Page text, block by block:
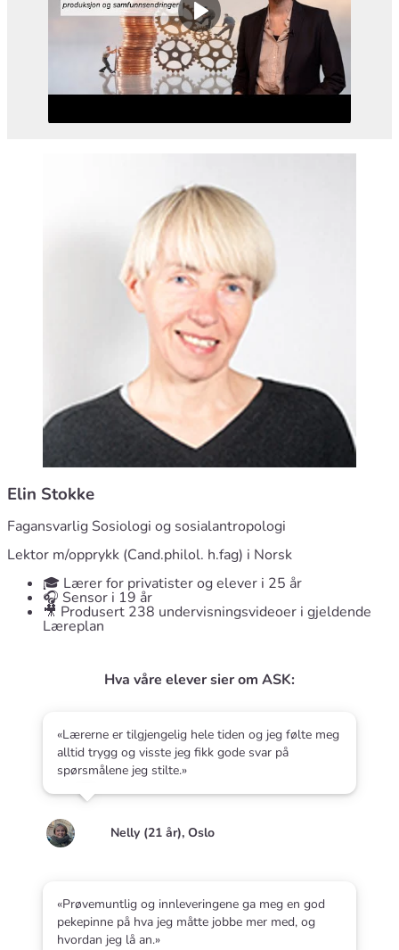
Elin Stokke
Fagansvarlig Sosiologi og sosialantropologi
Lektor m/opprykk (Cand.philol. h.fag) i Norsk
🎓 Lærer for privatister og elever i 25 år
🎧 Sensor i 19 år
🎥 Produsert 238 undervisningsvideoer i gjeldende
Læreplan
Hva våre elever sier om ASK:
«Lærerne er tilgjengelig hele tiden og jeg følte meg
alltid trygg og visste jeg fikk gode svar på
spørsmålene jeg stilte.»
Nelly (21 år), Oslo
«Prøvemuntlig og innleveringene ga meg en god
pekepinne på hva jeg måtte jobbe mer med, og
hvordan jeg lå an.»